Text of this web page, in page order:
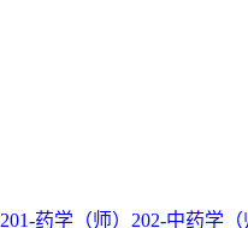
201-药学（师） 202-中药学